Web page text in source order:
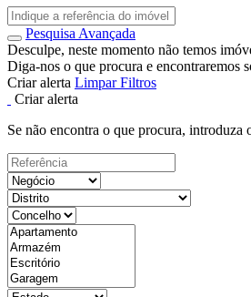
Pesquisa Avançada
Desculpe, neste momento não temos
Diga-nos o que procura e encontraremos
Criar alerta Limpar Filtros
Criar alerta
Se não encontra o que procura, introduza